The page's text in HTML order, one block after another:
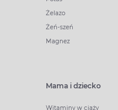
Żelazo
Żeń-szeń
Magnez
Mama i dziecko
Witaminy w ciąży